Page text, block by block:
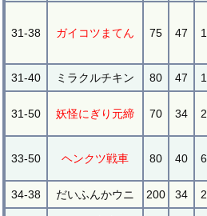
31-38 ガイコツまてん 75 47
31-40 ミラクルチキン 80 47
31-50 妖怪にぎり元締 70 34
33-50 ヘンクツ戦車 80 40
34-38 だいふんかウニ 200 34